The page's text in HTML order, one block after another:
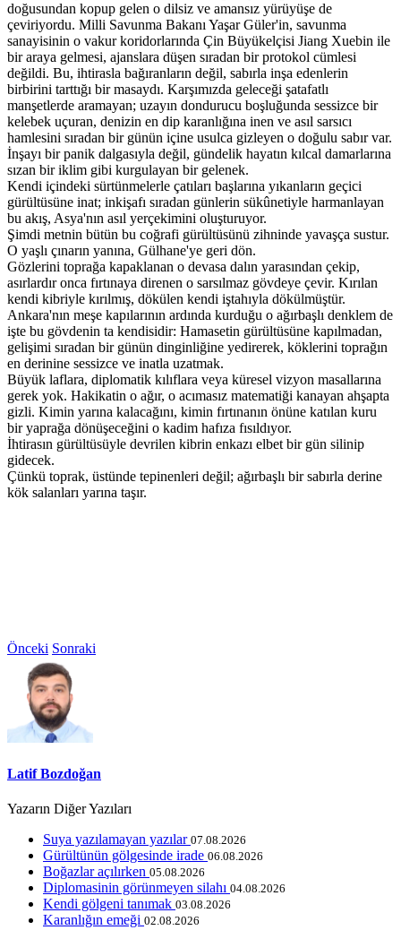
doğusundan kopup gelen o dilsiz ve amansız yürüyüşe de
çeviriyordu. Milli Savunma Bakanı Yaşar Güler'in, savunma
sanayisinin o vakur koridorlarında Çin Büyükelçisi Jiang Xuebin ile
bir araya gelmesi, ajanslara düşen sıradan bir protokol cümlesi
değildi. Bu, ihtirasla bağıranların değil, sabırla inşa edenlerin
birbirini tarttığı bir masaydı. Karşımızda geleceği şatafatlı
manşetlerde aramayan; uzayın dondurucu boşluğunda sessizce bir
kelebek uçuran, denizin en dip karanlığına inen ve asıl sarsıcı
hamlesini sıradan bir günün içine usulca gizleyen o doğulu sabır var.
İnşayı bir panik dalgasıyla değil, gündelik hayatın kılcal damarlarına
sızan bir iklim gibi kurgulayan bir gelenek.
Kendi içindeki sürtünmelerle çatıları başlarına yıkanların geçici
gürültüsüne inat; inkişafı sıradan günlerin sükûnetiyle harmanlayan
bu akış, Asya'nın asıl yerçekimini oluşturuyor.
Şimdi metnin bütün bu coğrafi gürültüsünü zihninde yavaşça sustur.
O yaşlı çınarın yanına, Gülhane'ye geri dön.
Gözlerini toprağa kapaklanan o devasa dalın yarasından çekip,
asırlardır onca fırtınaya direnen o sarsılmaz gövdeye çevir. Kırılan
kendi kibriyle kırılmış, dökülen kendi iştahıyla dökülmüştür.
Ankara'nın meşe kapılarının ardında kurduğu o ağırbaşlı denklem de
işte bu gövdenin ta kendisidir: Hamasetin gürültüsüne kapılmadan,
gelişimi sıradan bir günün dinginliğine yedirerek, köklerini toprağın
en derinine sessizce ve inatla uzatmak.
Büyük laflara, diplomatik kılıflara veya küresel vizyon masallarına
gerek yok. Hakikatin o ağır, o acımasız matematiği kanayan ahşapta
gizli. Kimin yarına kalacağını, kimin fırtınanın önüne katılan kuru
bir yaprağa dönüşeceğini o kadim hafıza fısıldıyor.
İhtirasın gürültüsüyle devrilen kibrin enkazı elbet bir gün silinip
gidecek.
Çünkü toprak, üstünde tepinenleri değil; ağırbaşlı bir sabırla derine
kök salanları yarına taşır.
Önceki Sonraki
Latif Bozdoğan
Yazarın Diğer Yazıları
Suya yazılamayan yazılar 07.08.2026
Gürültünün gölgesinde irade 06.08.2026
Boğazlar açılırken 05.08.2026
Diplomasinin görünmeyen silahı 04.08.2026
Kendi gölgeni tanımak 03.08.2026
Karanlığın emeği 02.08.2026